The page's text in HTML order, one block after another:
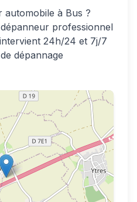
automobile à Bus ?
professionnel
24h/24 et 7j/7
dépannage